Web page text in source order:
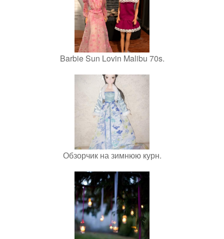
Barbie Sun Lovin Malibu 70s.
Обзорчик на зимнюю курн.